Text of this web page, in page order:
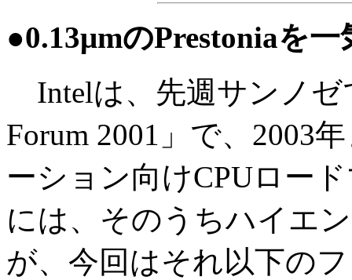
●0.13μmのPrestoniaを
Intelは、先週サンノゼ
Forum 2001」で、2003
ーション向けCPUロー
には、そのうちハイエ
が、今回はそれ以下の